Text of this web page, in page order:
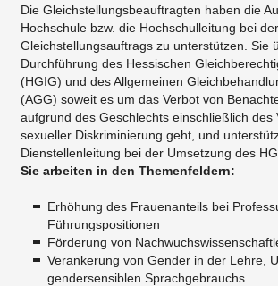
Die Gleichstellungsbeauftragten haben die
Hochschule bzw. die Hochschulleitung bei
Gleichstellungsauftrags zu unterstützen. Sie
Durchführung des Hessischen
(HGIG) und des Allgemeinen
(AGG) soweit es um das Verbot von
aufgrund des Geschlechts einschließlich des
sexueller Diskriminierung geht, und
Dienstellenleitung bei der Umsetzung des
Sie arbeiten in den Themenfeldern:
Erhöhung des Frauenanteils bei
Führungspositionen
Förderung von
Verankerung von Gender in der Lehre,
gendersensiblen Sprachgebrauchs